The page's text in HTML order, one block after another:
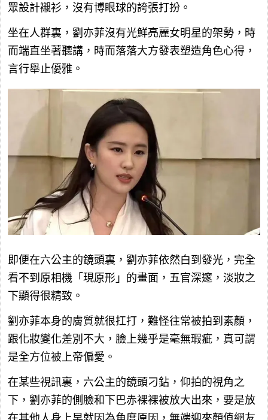
眾設計襯衫，沒有博眼球的誇張打扮。
坐在人群裏，劉亦菲沒有光鮮亮麗女明星的架勢，時
而端直坐著聽講，時而落落大方發表塑造角色心得，
言行舉止優雅。
即便在六公主的鏡頭裏，劉亦菲依然白到發光，完全
看不到原相機「現原形」的畫面，五官深邃，淡妝之
下顯得很精致。
劉亦菲本身的膚質就很扛打，難怪往常被拍到素顏，
跟化妝變化差別不大，臉上幾乎是毫無瑕疵，真可謂
是全方位被上帝偏愛。
在某些視訊裏，六公主的鏡頭刁鉆，仰拍的視角之
下，劉亦菲的側臉和下巴赤裸裸被放大出來，要是放